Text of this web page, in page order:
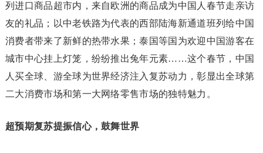
列进口商品超市内，来自欧洲的商品成为中国人春节走亲访
友的礼品；以中老铁路为代表的西部陆海新通道班列给中国
消费者带来了新鲜的热带水果；泰国等国为欢迎中国游客在
城市中心挂上灯笼，纷纷推出兔年元素……这个春节，中国
人买全球、游全球为世界经济注入复苏动力，彰显出全球第
二大消费市场和第一大网络零售市场的独特魅力。
超预期复苏提振信心，鼓舞世界